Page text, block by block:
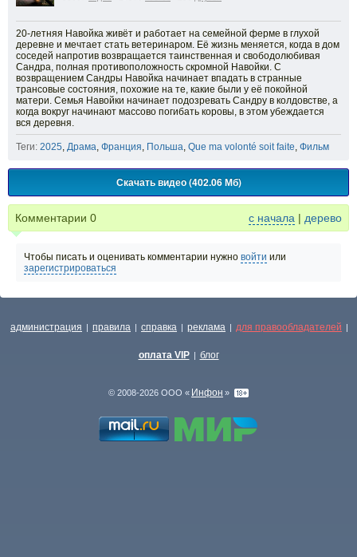
20-летняя Навойка живёт и работает на семейной ферме в глухой
деревне и мечтает стать ветеринаром. Её жизнь меняется, когда в дом
соседей напротив возвращается таинственная и свободолюбивая
Сандра, полная противоположность скромной Навойки. С
возвращением Сандры Навойка начинает впадать в странные
трансовые состояния, похожие на те, какие были у её покойной
матери. Семья Навойки начинает подозревать Сандру в колдовстве, а
когда вокруг начинают массово погибать коровы, в этом убеждается
вся деревня.
Теги: 2025, Драма, Франция, Польша, Que ma volonté soit faite, Фильм
Скачать видео (402.06 Мб)
Комментарии 0 с начала | дерево
Чтобы писать и оценивать комментарии нужно войти или
зарегистрироваться
администрация | правила | справка | реклама | для правообладателей |
оплата VIP | блог
© 2008-2026 ООО « Инфон »